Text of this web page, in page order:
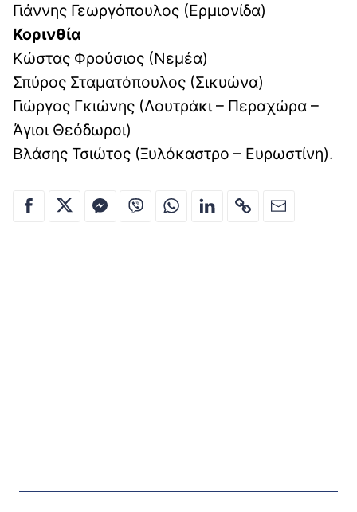
Γιάννης Γεωργόπουλος (Ερμιονίδα)
Κορινθία
Κώστας Φρούσιος (Νεμέα)
Σπύρος Σταματόπουλος (Σικυώνα)
Γιώργος Γκιώνης (Λουτράκι – Περαχώρα –
Άγιοι Θεόδωροι)
Βλάσης Τσιώτος (Ξυλόκαστρο – Ευρωστίνη).